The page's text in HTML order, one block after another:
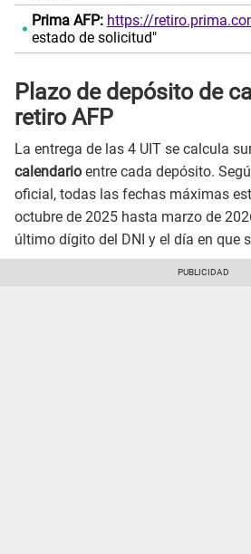
Prima AFP: https://
estado de solicitud"
Plazo de depósito de
retiro AFP
La entrega de las 4 UIT se calcula
calendario entre cada depósito.
oficial, todas las fechas máximas
octubre de 2025 hasta marzo de
último dígito del DNI y el día en que